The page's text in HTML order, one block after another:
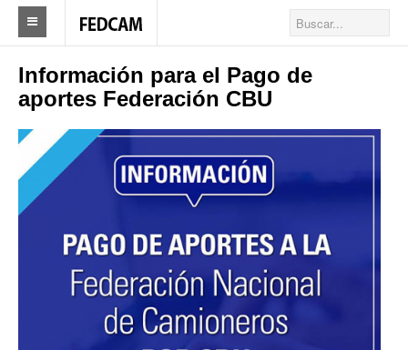
Home
Federacion
Federación
Autoridades
Delegaciones en el país
Actualidad Sindicatos
Camioneros solidarios
Información para el Pago de
aportes Federación CBU